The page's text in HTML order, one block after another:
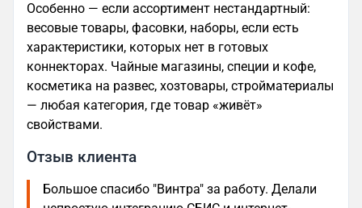
Особенно — если ассортимент нестандартный:
весовые товары, фасовки, наборы, если есть
характеристики, которых нет в готовых
коннекторах. Чайные магазины, специи и кофе,
косметика на развес, хозтовары, стройматериалы
— любая категория, где товар «живёт»
свойствами.
Отзыв клиента
Большое спасибо "Винтра" за работу. Делали